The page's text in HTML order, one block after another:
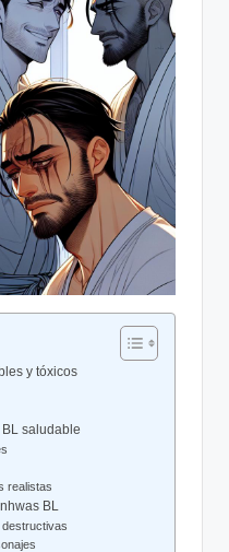
y tóxicos
saludable
realistas
⁣BL
destructivas